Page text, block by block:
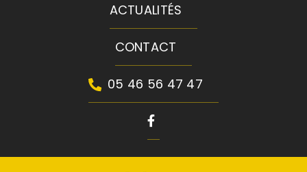
ACTUALITÉS
CONTACT
05 46 56 47 47